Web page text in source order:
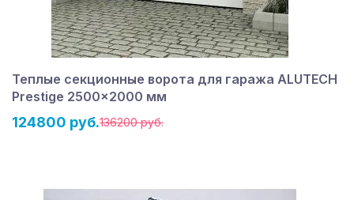
Теплые секционные ворота для гаража ALUTECH
Prestige 2500×2000 мм
124800 руб.136200 руб.